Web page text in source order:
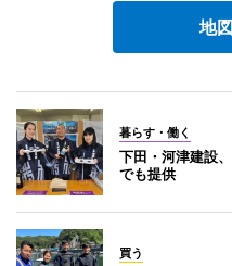
地
暮らす・働く
下田・河津建設
でも提供
買う